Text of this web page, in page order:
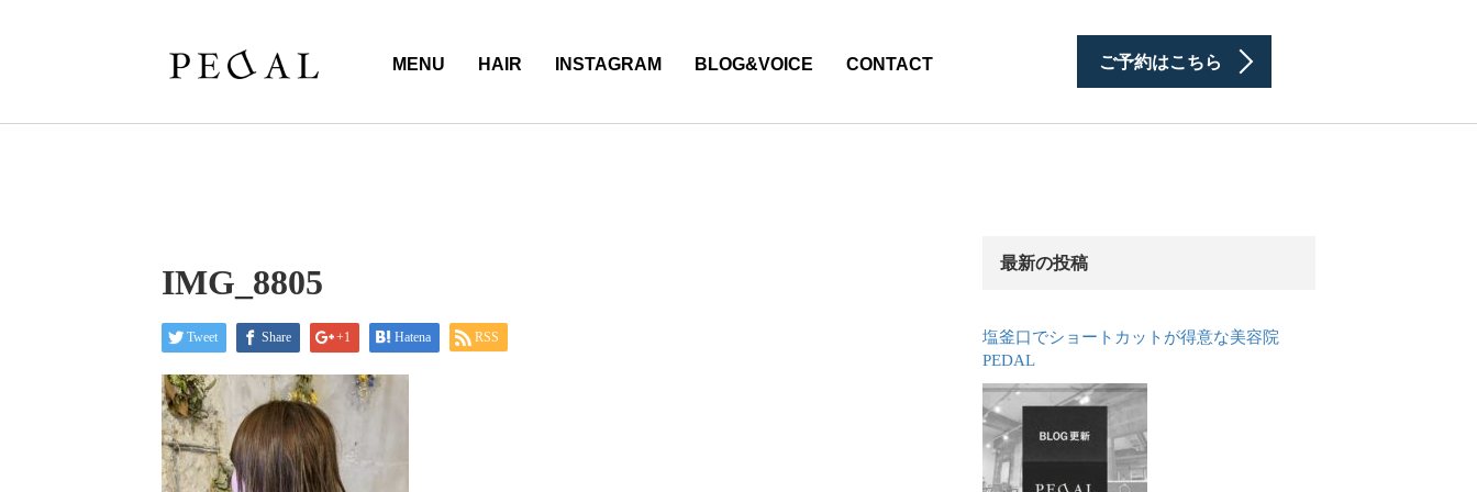
MENU HAIR INSTAGRAM BLOG&VOICE CONTACT ご予約はこちら
IMG_8805
Tweet Share +1 Hatena RSS
最新の投稿
塩釜口でショートカットが得意な美容院
PEDAL